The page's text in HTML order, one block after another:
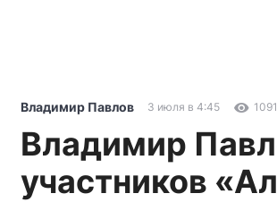
Владимир Павлов 3 июля в 4:45
Владимир
участников